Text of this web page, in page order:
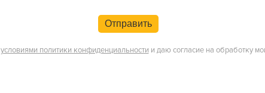
Отправить
условиями политики конфиденциальности и даю согласие на обработку